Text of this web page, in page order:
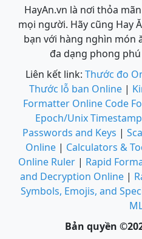
HayAn.vn là nơi thỏa
mọi người. Hãy cũng Hay
bạn với hàng nghìn món
đa dạng phong
Liên kết link: Thước đo
Thước lỗ ban Online|
Formatter Online Code
Epoch/Unix Timestamp
Passwords and Keys |
Online | Calculators &
Online Ruler | Rapid
and Decryption Online |
Symbols, Emojis, and
Bản quyền